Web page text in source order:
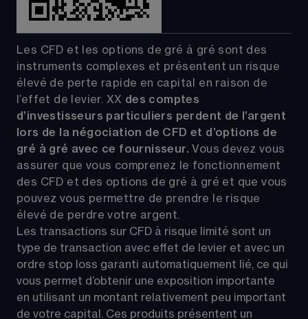
Les CFD et les options de gré à gré sont des
instruments complexes et présentent un risque
élevé de perte rapide en capital en raison de
l’effet de levier. XX des comptes
d’investisseurs particuliers perdent de l’argent
lors de la négociation de CFD et d’options de
gré à gré avec ce fournisseur. Vous devez vous
assurer que vous comprenez le fonctionnement
des CFD et des options de gré à gré et que vous
pouvez vous permettre de prendre le risque
élevé de perdre votre argent.
Les transactions sur CFD à risque limité sont un
type de transaction avec effet de levier et avec un
ordre stop loss garanti automatiquement lié, ce qui
vous permet d’obtenir une exposition importante
en utilisant un montant relativement peu important
de votre capital. Ces produits présentent un